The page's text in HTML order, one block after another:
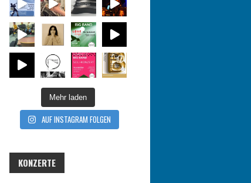
Mehr laden
AUF INSTAGRAM FOLGEN
KONZERTE